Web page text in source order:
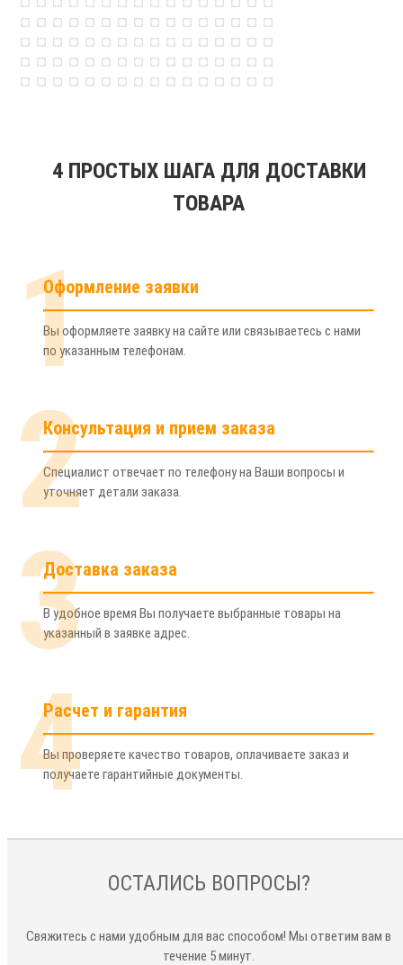
4 ПРОСТЫХ ШАГА ДЛЯ ДОСТАВКИ
ТОВАРА
1
Оформление заявки
Вы оформляете заявку на сайте или связываетесь с нами
по указанным телефонам.
2
Консультация и прием заказа
Специалист отвечает по телефону на Ваши вопросы и
уточняет детали заказа.
3
Доставка заказа
В удобное время Вы получаете выбранные товары на
указанный в заявке адрес.
4
Расчет и гарантия
Вы проверяете качество товаров, оплачиваете заказ и
получаете гарантийные документы.
ОСТАЛИСЬ ВОПРОСЫ?
Свяжитесь с нами удобным для вас способом! Мы ответим вам в
течение 5 минут.